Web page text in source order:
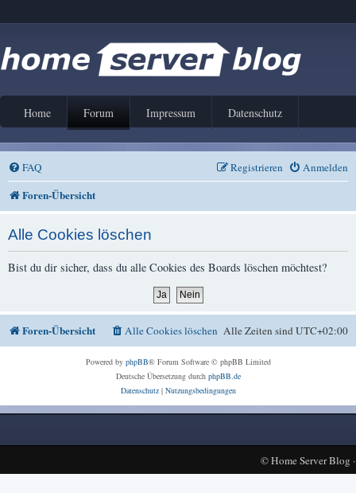
Home Forum Impressum Datenschutz
FAQ Anmelden
Registrieren
Foren-Übersicht
Alle Cookies löschen
Bist du dir sicher, dass du alle Cookies des Boards löschen möchtest?
Foren-Übersicht Alle Zeiten sindUTC+02:00
Alle Cookies löschen
Powered by phpBB® Forum Software © phpBB Limited
Deutsche Übersetzung durch phpBB.de
Datenschutz| Nutzungsbedingungen
©Home Server Blog